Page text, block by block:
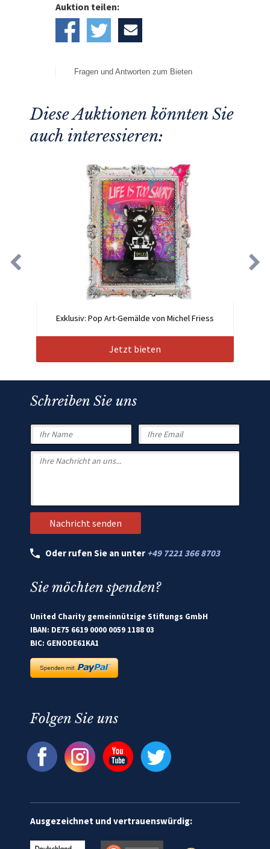
Auktion teilen:
Fragen und Antworten zum Bieten
Diese Auktionen könnten Sie
auch interessieren:
Exklusiv: Pop Art-Gemälde von Michel Friess
Jetzt bieten
Schreiben Sie uns
Oder rufen Sie an unter +49 7221 366 8703
Sie möchten spenden?
United Charity gemeinnützige Stiftungs GmbH
IBAN: DE75 6619 0000 0059 1188 03
BIC: GENODE61KA1
Folgen Sie uns
Ausgezeichnet und vertrauenswürdig: